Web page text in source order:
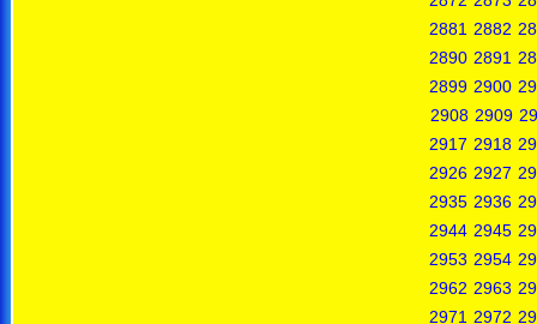
2881 2882
2890 2891
2899 2900
2908 2909
2917 2918
2926 2927
2935 2936
2944 2945
2953 2954
2962 2963
2971 2972